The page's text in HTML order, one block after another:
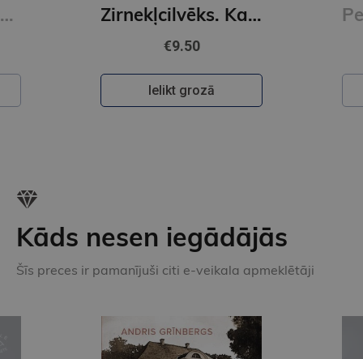
Pļavā. Grāmata ar lukturīti Zirnekļcilvēks. Kaķa veiksme
€9.50
Ielikt grozā
Kāds nesen iegādājās
Šīs preces ir pamanījuši citi e-veikala apmeklētāji